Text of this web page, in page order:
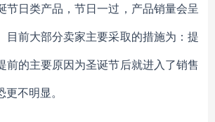
节日类产品，节日一过，产品销量会呈
目前大部分卖家主要采取的措施为：提
前的主要原因为圣诞节后就进入了销售
不明显。